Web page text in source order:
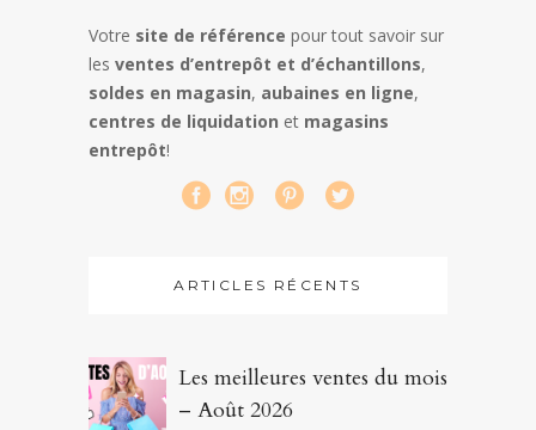
Votre site de référence pour tout savoir sur
les ventes d’entrepôt et d’échantillons,
soldes en magasin, aubaines en ligne,
centres de liquidation et magasins
entrepôt!
ARTICLES RÉCENTS
Les meilleures ventes du mois
– Août 2026